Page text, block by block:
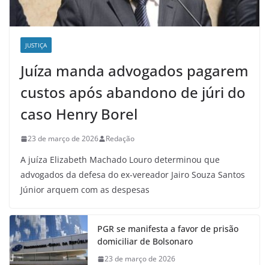
JUSTIÇA
Juíza manda advogados pagarem
custos após abandono de júri do
caso Henry Borel
23 de março de 2026 Redação
A juíza Elizabeth Machado Louro determinou que
advogados da defesa do ex-vereador Jairo Souza Santos
Júnior arquem com as despesas
PGR se manifesta a favor de prisão
domiciliar de Bolsonaro
23 de março de 2026